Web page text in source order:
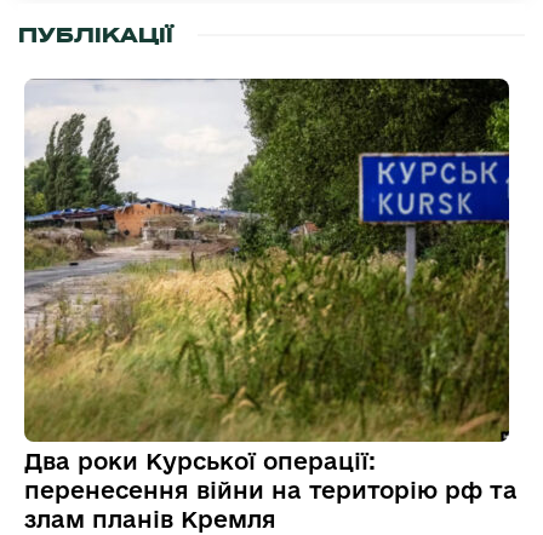
ПУБЛІКАЦІЇ
Два роки Курської операції:
перенесення війни на територію рф та
злам планів Кремля